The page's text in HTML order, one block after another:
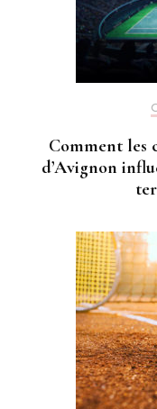
Comment les
d’Avignon